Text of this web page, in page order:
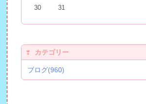
30
31
カテゴリー
ブログ(960)